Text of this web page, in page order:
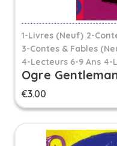
1-Livres (Neuf) 2-
3-Contes & Fables
4-Lecteurs 6-9 Ans 4-
Ogre
€3.00